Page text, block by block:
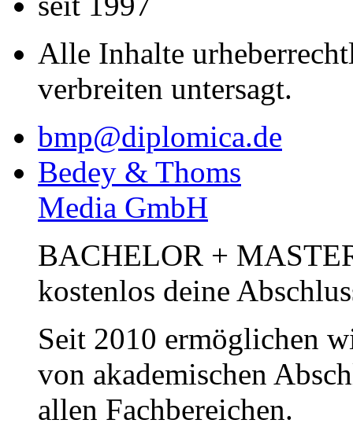
Alle Inhalte
verbreiten untersagt.
bmp@diplomica.de
Bedey & Thoms
Media GmbH
BACHELOR +
kostenlos deine
Seit 2010 ermöglichen
von akademischen
allen Fachbereichen.